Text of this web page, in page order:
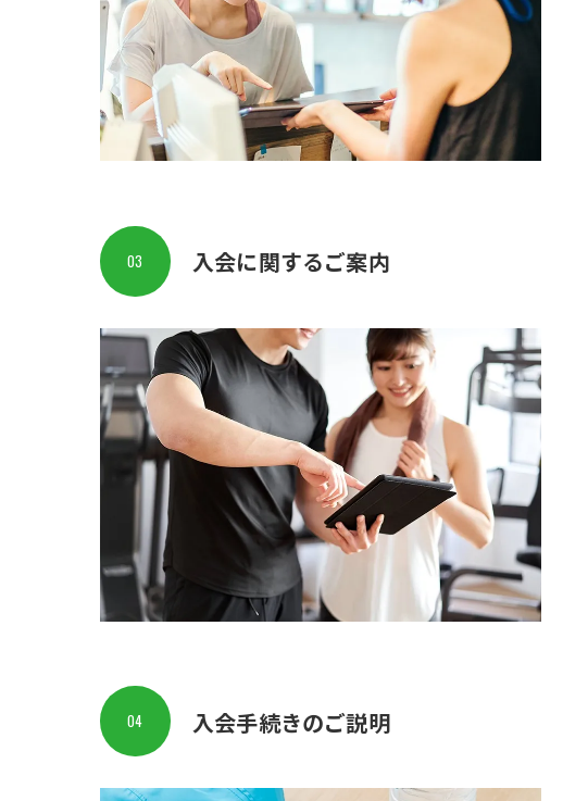
入会に関するご案内
03
入会手続きのご説明
04